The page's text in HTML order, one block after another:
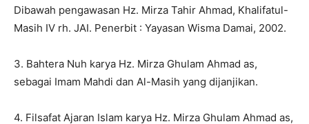
Dibawah pengawasan Hz. Mirza Tahir Ahmad, Khalifatul-
Masih IV rh. JAI. Penerbit : Yayasan Wisma Damai, 2002.
3. Bahtera Nuh karya Hz. Mirza Ghulam Ahmad as,
sebagai Imam Mahdi dan Al-Masih yang dijanjikan.
4. Filsafat Ajaran Islam karya Hz. Mirza Ghulam Ahmad as,